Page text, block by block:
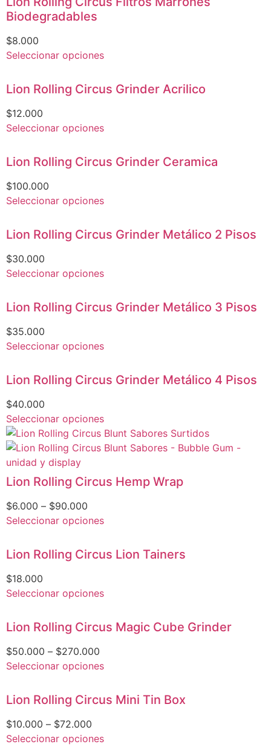
Biodegradables
$8.000
Seleccionar opciones
Lion Rolling Circus Grinder Acrilico
$12.000
Seleccionar opciones
Lion Rolling Circus Grinder Ceramica
$100.000
Seleccionar opciones
Lion Rolling Circus Grinder Metálico 2 Pisos
$30.000
Seleccionar opciones
Lion Rolling Circus Grinder Metálico 3 Pisos
$35.000
Seleccionar opciones
Lion Rolling Circus Grinder Metálico 4 Pisos
$40.000
Seleccionar opciones
Lion Rolling Circus Hemp Wrap
$6.000 – $90.000
Seleccionar opciones
Lion Rolling Circus Lion Tainers
$18.000
Seleccionar opciones
Lion Rolling Circus Magic Cube Grinder
$50.000 – $270.000
Seleccionar opciones
Lion Rolling Circus Mini Tin Box
$10.000 – $72.000
Seleccionar opciones